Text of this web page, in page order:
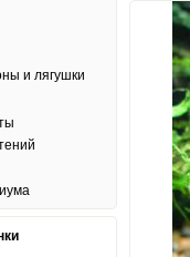
и лягушки